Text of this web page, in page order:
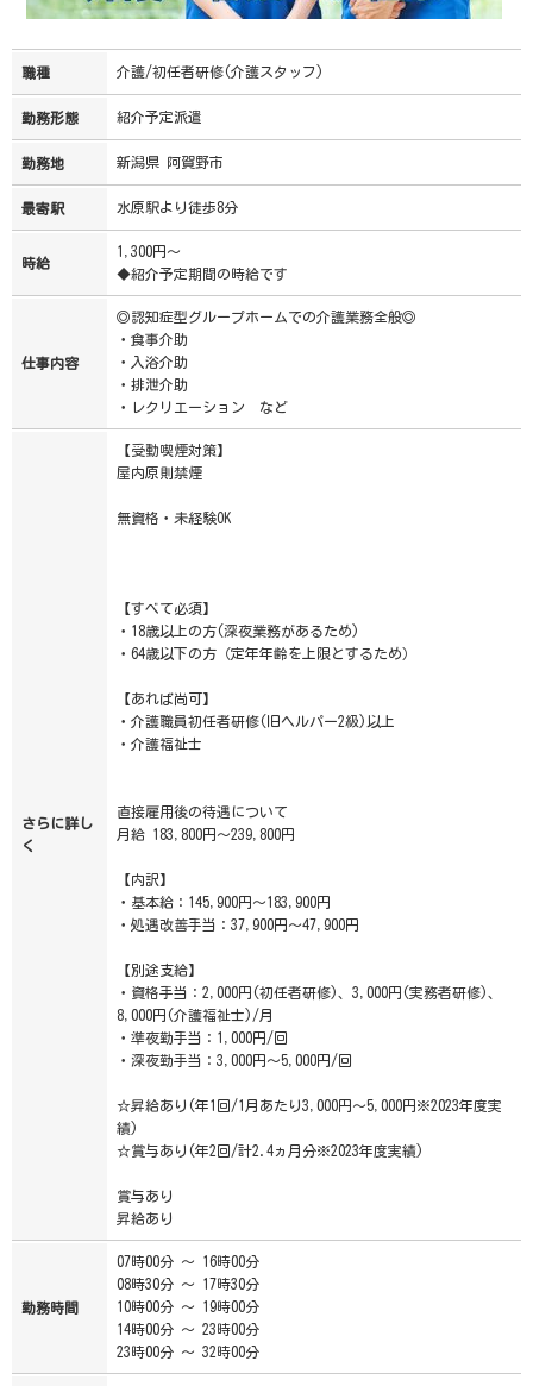
職種 介護/初任者研修(介護スタッフ)
勤務形態 紹介予定派遣
勤務地 新潟県 阿賀野市
最寄駅 水原駅より徒歩8分
時給
1,300円～
◆紹介予定期間の時給です
仕事内容
◎認知症型グループホームでの介護業務全般◎
・食事介助
・入浴介助
・排泄介助
・レクリエーション など
さらに詳し
く
【受動喫煙対策】
屋内原則禁煙
無資格・未経験OK
【すべて必須】
・18歳以上の方(深夜業務があるため)
・64歳以下の方（定年年齢を上限とするため）
【あれば尚可】
・介護職員初任者研修(旧ヘルパー2級)以上
・介護福祉士
直接雇用後の待遇について
月給 183,800円～239,800円
【内訳】
・基本給：145,900円～183,900円
・処遇改善手当：37,900円～47,900円
【別途支給】
・資格手当：2,000円(初任者研修)、3,000円(実務者研修)、
8,000円(介護福祉士)/月
・準夜勤手当：1,000円/回
・深夜勤手当：3,000円～5,000円/回
☆昇給あり(年1回/1月あたり3,000円～5,000円※2023年度実
績)
☆賞与あり(年2回/計2.4ヵ月分※2023年度実績)
賞与あり
昇給あり
勤務時間
07時00分 ～ 16時00分
08時30分 ～ 17時30分
10時00分 ～ 19時00分
14時00分 ～ 23時00分
23時00分 ～ 32時00分